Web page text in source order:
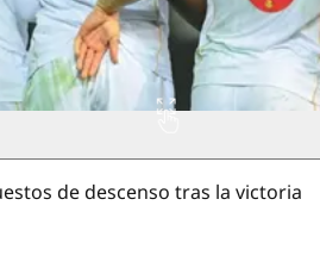
de descenso tras la victoria